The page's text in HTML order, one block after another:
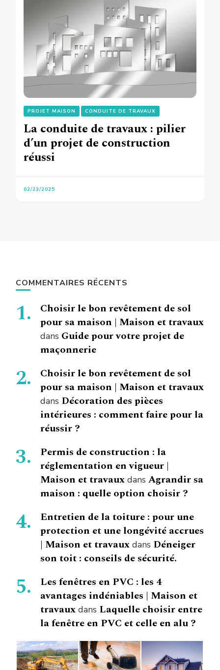
PROJET MAISON CONDUITE DE TRAVAUX
La conduite de travaux : pilier
d’un projet de construction
réussi
02/23/2025
COMMENTAIRES RÉCENTS
Choisir le bon revêtement de sol
pour sa maison | Maison et travaux
dans Guide pour votre projet de
maçonnerie
Choisir le bon revêtement de sol
pour sa maison | Maison et travaux
dans Décoration des pièces
intérieures : comment faire pour la
réussir ?
Permis de construction : la
réglementation en vigueur |
Maison et travaux dans Agrandir sa
maison : quelle option choisir ?
Entretien de la toiture : pour une
protection et une longévité accrues
| Maison et travaux dans Déneiger
son toit : conseils de sécurité.
Les fenêtres en PVC : les 4
avantages indéniables | Maison et
travaux dans Laquelle choisir entre
la fenêtre en PVC et celle en alu ?